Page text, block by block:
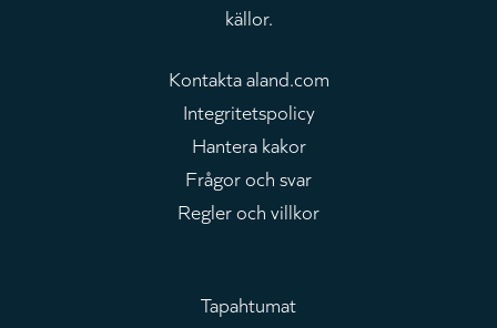
källor.
Kontakta aland.com
Integritetspolicy
Hantera kakor
Frågor och svar
Regler och villkor
Tapahtumat